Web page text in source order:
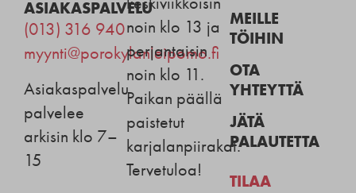
ASIAKASPALVELU
(013) 316 940
myynti@porokylanleipomo.fi
Asiakaspalvelu
palvelee
arkisin klo 7–
15
noin klo 13 ja
perjantaisin
noin klo 11.
Paikan päällä
paistetut
karjalanpiirakat.
Tervetuloa!
MEILLE
TÖIHIN
OTA
YHTEYTTÄ
JÄTÄ
PALAUTETTA
TILAA